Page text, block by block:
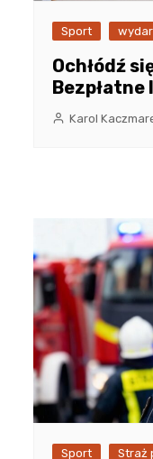
Sport
Ochłódź
Bezpłatne
Karol
Sport Straż